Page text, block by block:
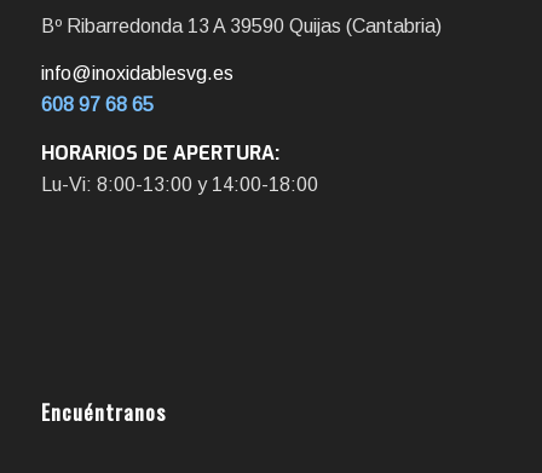
Bº Ribarredonda 13 A 39590 Quijas (Cantabria)
info@inoxidablesvg.es
608 97 68 65
HORARIOS DE APERTURA:
Lu-Vi: 8:00-13:00 y 14:00-18:00
Encuéntranos